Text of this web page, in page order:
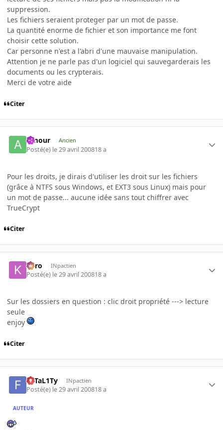
suppression.
Les fichiers seraient proteger par un mot de passe.
La quantité enorme de fichier et son importance me font
choisir cette solution.
Car personne n'est a l'abri d'une mauvaise manipulation.
Attention je ne parle pas d'un logiciel qui sauvegarderais les
documents ou les crypterais.
Merci de votre aide
Citer
Amour Ancien
Posté(e) le 29 avril 200818 a
Pour les droits, je dirais d'utiliser les droit sur les fichiers
(grâce à NTFS sous Windows, et EXT3 sous Linux) mais pour
un mot de passe... aucune idée sans tout chiffrer avec
TrueCrypt
Citer
kyro INpactien
Posté(e) le 29 avril 200818 a
Sur les dossiers en question : clic droit propriété ---> lecture
seule
enjoy
Citer
FaTaL1Ty INpactien
Posté(e) le 29 avril 200818 a
AUTEUR